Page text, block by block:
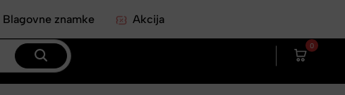
0
Blagovne znamke Akcija